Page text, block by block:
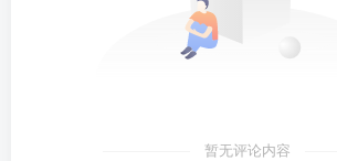
暂无评论内容